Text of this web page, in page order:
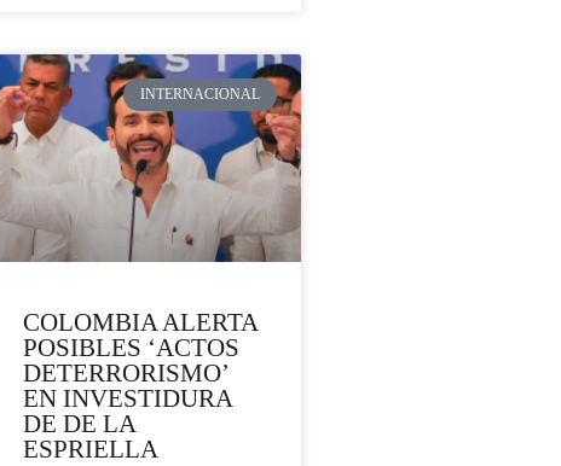
INTERNACIONAL
COLOMBIA ALERTA
POSIBLES ‘ACTOS
DETERRORISMO’
EN INVESTIDURA
DE DE LA
ESPRIELLA